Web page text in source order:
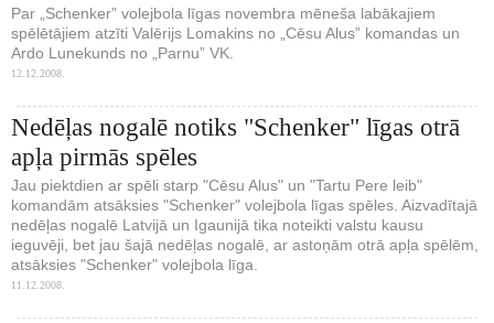
Par „Schenker” volejbola līgas novembra mēneša labākajiem
spēlētājiem atzīti Valērijs Lomakins no „Cēsu Alus” komandas un
Ardo Lunekunds no „Parnu” VK.
12.12.2008.
Nedēļas nogalē notiks "Schenker" līgas otrā
apļa pirmās spēles
Jau piektdien ar spēli starp "Cēsu Alus" un "Tartu Pere leib"
komandām atsāksies "Schenker" volejbola līgas spēles. Aizvadītajā
nedēļas nogalē Latvijā un Igaunijā tika noteikti valstu kausu
ieguvēji, bet jau šajā nedēļas nogalē, ar astoņām otrā apļa spēlēm,
atsāksies "Schenker" volejbola līga.
11.12.2008.